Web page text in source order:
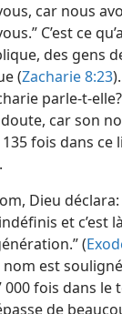
car nous
C’est ce
des gens
(Zacharie 8:23
parle-​t-​
car son
135 fois dans ce
Dieu déclara:
et c’est
(
nom est
fois dans le
de